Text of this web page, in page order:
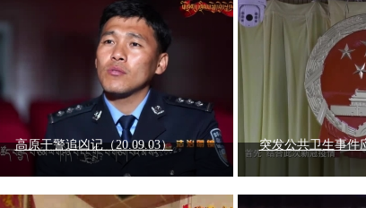
高原干警追凶记（20.09.03） 突发公共卫生事件